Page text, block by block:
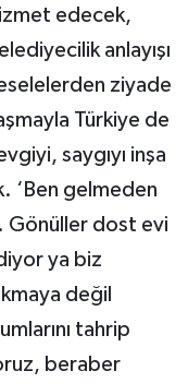
edecek,
anlayışı
ziyade
Türkiye de
saygıyı inşa
‘Ben gelmeden
Gönüller dost evi
ya biz
değil
tahrip
beraber